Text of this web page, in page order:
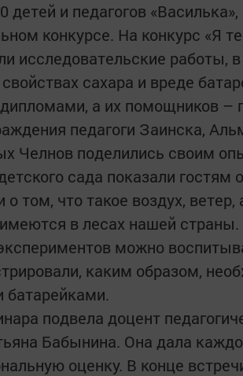
детей и педагогов
конкурсе. На конкурс «Я
исследовательские работы,
сахара и вреде
а их помощников –
педагоги Заинска,
Челнов поделились своим
сада показали
о том, что такое воздух,
в лесах нашей
можно
каким образом,
батарейками.
подвела доцент
Бабынина. Она дала
оценку. В конце